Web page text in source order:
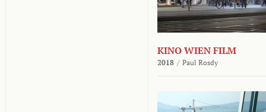
KINO WIEN FILM
2018 / Paul Rosdy